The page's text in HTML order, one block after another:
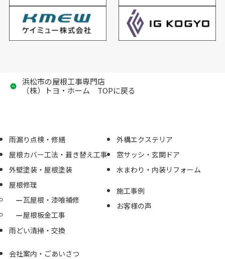
浜松市の屋根工事専門店
（株）トヨ・ホーム TOPに戻る
雨漏り点検・修繕
屋根カバー工法・葺き替え工事
外壁塗装・屋根塗装
屋根修理
瓦屋根・漆喰補修
屋根板金工事
雨どい清掃・交換
外構エクステリア
窓サッシ・玄関ドア
水まわり・内装リフォーム
施工事例
お客様の声
会社案内・ごあいさつ